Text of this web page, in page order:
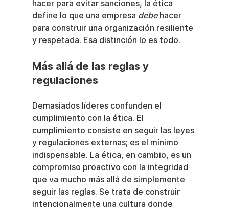
hacer para evitar sanciones, la ética
define lo que una empresa debe hacer
para construir una organización resiliente
y respetada. Esa distinción lo es todo.
Más allá de las reglas y
regulaciones
Demasiados líderes confunden el
cumplimiento con la ética. El
cumplimiento consiste en seguir las leyes
y regulaciones externas; es el mínimo
indispensable. La ética, en cambio, es un
compromiso proactivo con la integridad
que va mucho más allá de simplemente
seguir las reglas. Se trata de construir
intencionalmente una cultura donde